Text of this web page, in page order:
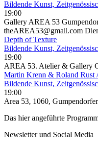
Bildende Kunst,
19:00
Gallery AREA 53
theAREA53@gmail.com
Depth of Texture
Bildende Kunst,
19:00
AREA 53. Atelier & Gallery
Martin Krenn & Roland Rust
Bildende Kunst,
19:00
Area 53, 1060,
Das hier angeführte
Newsletter und Social Media